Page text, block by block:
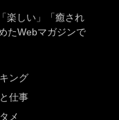
楽しい」「癒され
たWebマガジンで
ング
仕事
メ